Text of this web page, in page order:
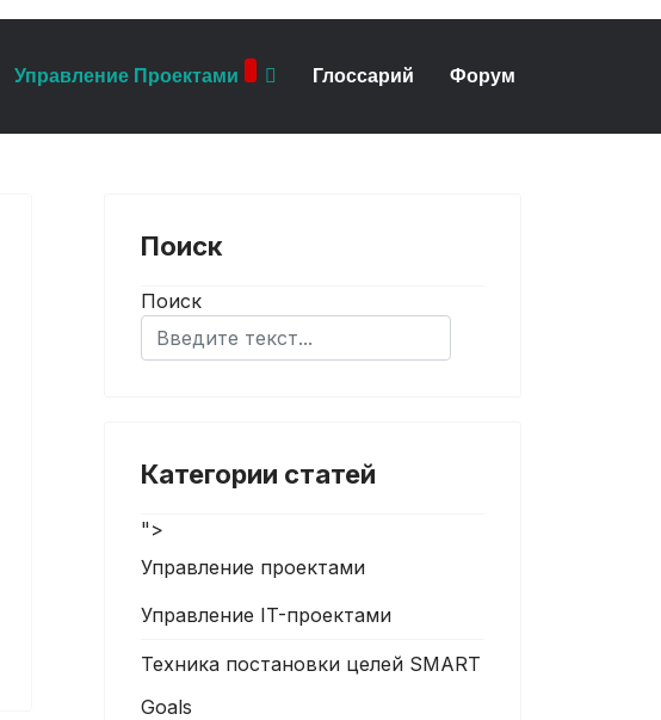
Управление Проектами Глоссарий Форум
Поиск
Поиск
Категории статей
">
Управление проектами
Управление IT-проектами
Техника постановки целей SMART
Goals